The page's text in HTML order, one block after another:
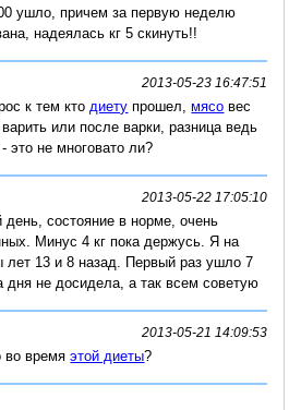
ушло, причем за первую неделю
надеялась кг 5 скинуть!!
2013-05-23 16:47:51
к тем кто диету прошел,мясо вес
или после варки, разница ведь
это не многовато ли?
2013-05-22 17:05:10
день, состояние в норме, очень
Минус 4 кг пока держусь. Я на
13 и 8 назад. Первый раз ушло 7
дня не досидела, а так всем советую
2013-05-21 14:09:53
во времяэтой диеты?